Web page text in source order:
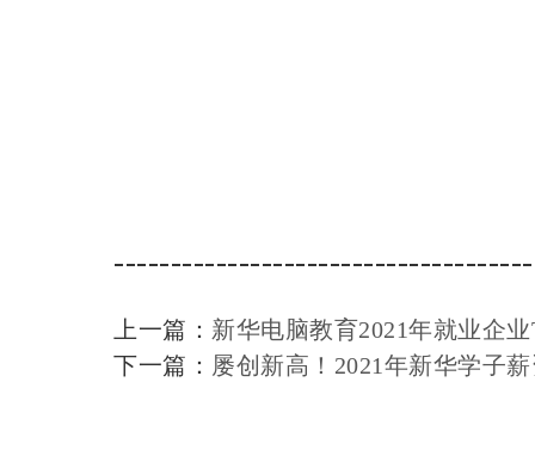
上一篇： 新华电脑教育2021年就业企业
下一篇： 屡创新高！2021年新华学子